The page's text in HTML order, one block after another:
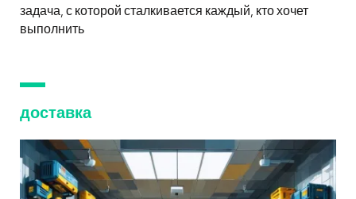
задача, с которой сталкивается каждый, кто хочет
выполнить
доставка